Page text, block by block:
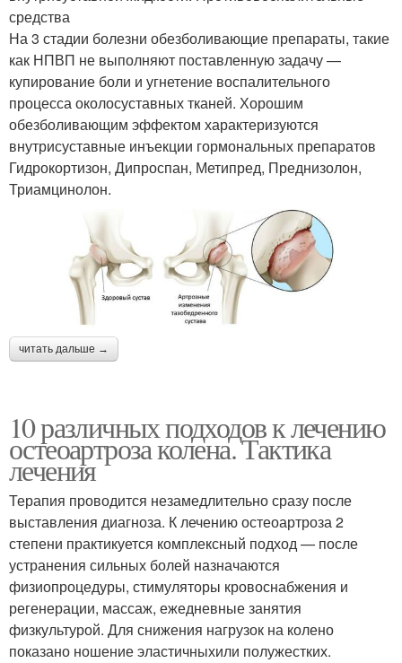
средства
На 3 стадии болезни обезболивающие препараты, такие
как НПВП не выполняют поставленную задачу —
купирование боли и угнетение воспалительного
процесса околосуставных тканей. Хорошим
обезболивающим эффектом характеризуются
внутрисуставные инъекции гормональных препаратов
Гидрокортизон, Дипроспан, Метипред, Преднизолон,
Триамцинолон.
читать дальше →
10 различных подходов к лечению
остеоартроза колена. Тактика
лечения
Терапия проводится незамедлительно сразу после
выставления диагноза. К лечению остеоартроза 2
степени практикуется комплексный подход — после
устранения сильных болей назначаются
физиопроцедуры, стимуляторы кровоснабжения и
регенерации, массаж, ежедневные занятия
физкультурой. Для снижения нагрузок на колено
показано ношение эластичныхили полужестких.